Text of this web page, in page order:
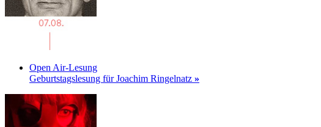
Open Air-Lesung
Geburtstagslesung für Joachim Ringelnatz »